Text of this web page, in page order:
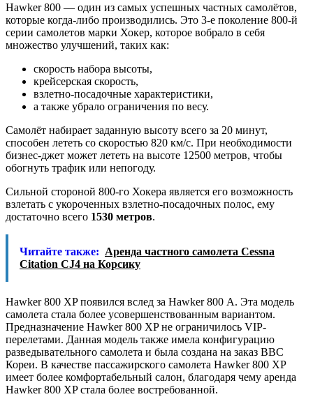
Hawker 800 — один из самых успешных частных самолётов,
которые когда-либо производились. Это 3-е поколение 800-й
серии самолетов марки Хокер, которое вобрало в себя
множество улучшений, таких как:
скорость набора высоты,
крейсерская скорость,
взлетно-посадочные характеристики,
а также убрало ограничения по весу.
Самолёт набирает заданную высоту всего за 20 минут,
способен лететь со скоростью 820 км/с. При необходимости
бизнес-джет может лететь на высоте 12500 метров, чтобы
обогнуть трафик или непогоду.
Сильной стороной 800-го Хокера является его возможность
взлетать с укороченных взлетно-посадочных полос, ему
достаточно всего 1530 метров.
Читайте также: Аренда частного самолета Cessna
Citation CJ4 на Корсику
Hawker 800 XP появился вслед за Hawker 800 А. Эта модель
самолета стала более усовершенствованным вариантом.
Предназначение Hawker 800 XP не ограничилось VIP-
перелетами. Данная модель также имела конфигурацию
разведывательного самолета и была создана на заказ ВВС
Кореи. В качестве пассажирского самолета Hawker 800 XP
имеет более комфортабельный салон, благодаря чему аренда
Hawker 800 XP стала более востребованной.